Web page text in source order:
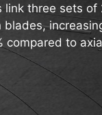
link three sets
blades,
compared to